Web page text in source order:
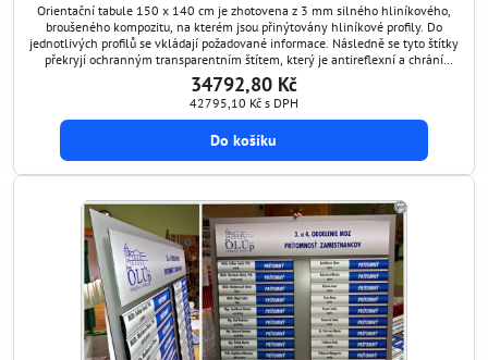
Orientační tabule 150 x 140 cm je zhotovena z 3 mm silného hliníkového,
broušeného kompozitu, na kterém jsou přinýtovány hliníkové profily. Do
jednotlivých profilů se vkládají požadované informace. Následně se tyto štítky
překryjí ochranným transparentním štítem, který je antireflexní a chrání
grafiku před poškozením. Tímto způsobem si umíte orientační tabuli kdykoli
aktualizovat.
34792,80 Kč
42795,10 Kč s DPH
Do košíku